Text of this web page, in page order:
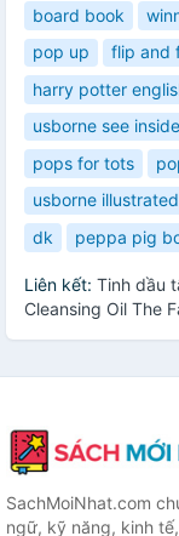
board book
pop up
flip and
harry potter
usborne see inside
pops for tots
usborne
dk
peppa pig
Liên kết: Tinh dầu
Cleansing Oil The
SachMoiNhat.com
ngữ, kỹ năng, kinh